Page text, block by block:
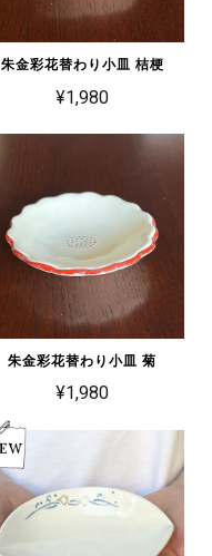
朱金彩花替わり小皿 桔梗
¥1,980
朱金彩花替わり小皿 菊
¥1,980